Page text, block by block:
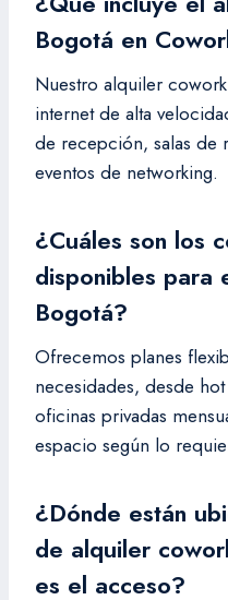
Bogotá en
Nuestro alquiler
internet de alta
de recepción, salas de
eventos de networking.
¿Cuáles son los
disponibles para
Bogotá?
Ofrecemos planes
necesidades, desde
oficinas privadas
espacio según lo
¿Dónde están
de alquiler
es el acceso?